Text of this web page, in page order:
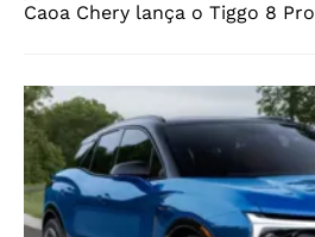
Caoa Chery lança o Tiggo 8 Pro